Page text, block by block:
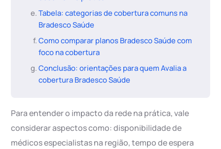
Tabela: categorias de cobertura comuns na
Bradesco Saúde
Como comparar planos Bradesco Saúde com
foco na cobertura
Conclusão: orientações para quem Avalia a
cobertura Bradesco Saúde
Para entender o impacto da rede na prática, vale
considerar aspectos como: disponibilidade de
médicos especialistas na região, tempo de espera